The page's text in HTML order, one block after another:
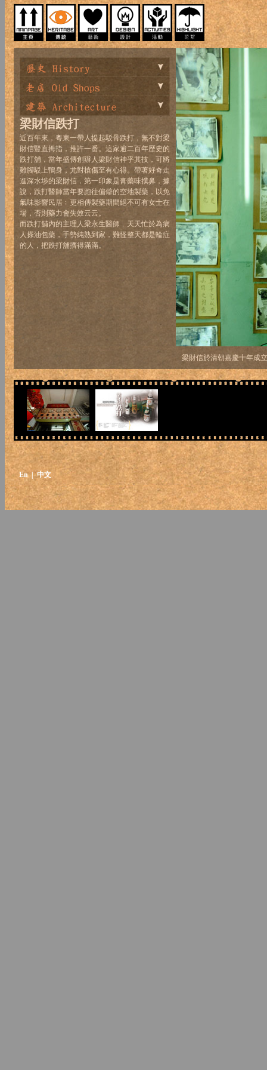
梁財信跌打
近百年來，粵東一帶人提起駁骨跌打，無不對梁
財信豎直拇指，推許一番。這家逾二百年歷史的
跌打舖，當年盛傳創辦人梁財信神乎其技，可將
雞腳駁上鴨身，尤對槍傷至有心得。帶著好奇走
進深水埗的梁財信，第一印象是膏藥味撲鼻，據
說，跌打醫師當年要跑往偏僻的空地製藥，以免
氣味影響民居﹔更相傳製藥期間絕不可有女士在
場，否則藥力會失效云云。
而跌打舖內的主理人梁永生醫師﹐天天忙於為病
人搽油包藥，手勢純熟到家，難怪整天都是輪症
的人，把跌打舖擠得滿滿。
梁財信於清朝嘉慶十年成
En| 中文